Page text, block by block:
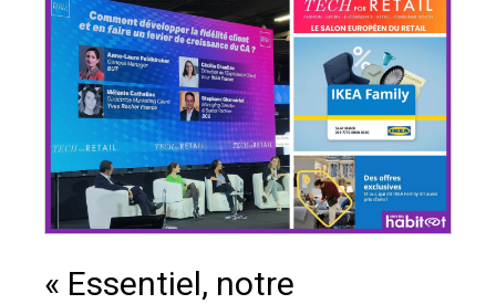
« Essentiel, notre